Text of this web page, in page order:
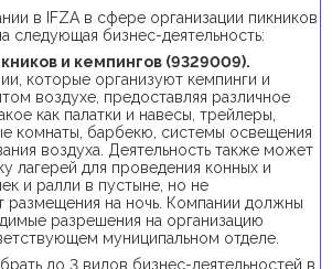
в IFZA в сфере организации пикников
следующая бизнес-деятельность:
и кемпингов (9329009).
которые организуют кемпинги и
воздухе, предоставляя различное
как палатки и навесы, трейлеры,
комнаты, барбекю, системы освещения
воздуха. Деятельность также может
лагерей для проведения конных и
и ралли в пустыне, но не
размещения на ночь. Компании должны
разрешения на организацию
муниципальном отделе.
до 3 видов бизнес-деятельностей в